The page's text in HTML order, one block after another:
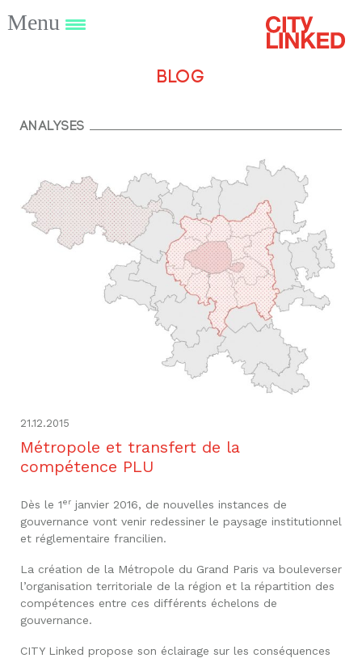
Blog
Analyses
21.12.2015
Métropole et transfert de la
compétence PLU
Dès le 1erjanvier 2016, de nouvelles instances de
gouvernance vont venir redessiner le paysage institutionnel
et réglementaire francilien.
La création de la Métropole du Grand Paris va bouleverser
l’organisation territoriale de la région et la répartition des
compétences entre ces différents échelons de
gouvernance.
CITY Linked propose son éclairage sur les conséquences
Menu